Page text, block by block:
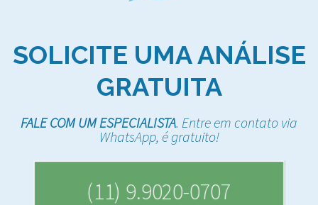
SOLICITE UMA ANÁLISE
GRATUITA
FALE COM UM ESPECIALISTA. Entre em contato via
WhatsApp, é gratuito!
(11) 9.9020-0707